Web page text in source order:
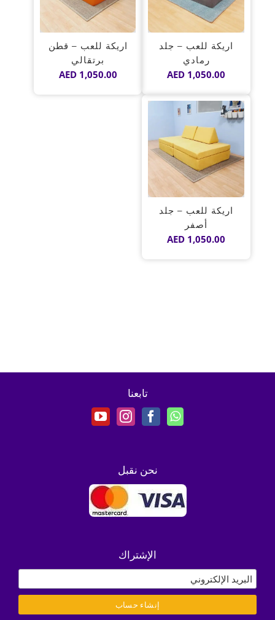
اريكة للعب – جلد
رمادي
AED 1,050.00
اريكة للعب – قطن
برتقالي
AED1,050.00
اريكة للعب – جلد
أصفر
AED 1,050.00
تابعنا
نحن نقبل
الإشتراك